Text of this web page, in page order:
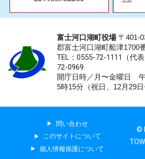
富士河口湖町役場〒401-
郡富士河口湖町船津1700
TEL：0555-72-1111 （代
72-0969
開庁日時／月〜金曜日
5時15分（祝日、12月29日
問い合わせ
このサイトについて
個人情報保護について
©